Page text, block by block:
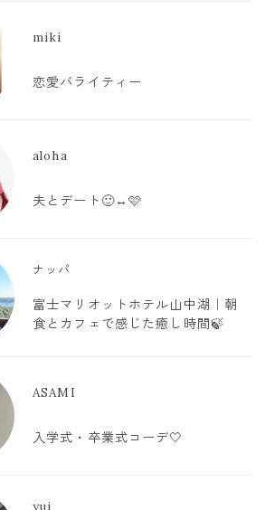
miki
恋愛バライティー
aloha
夫とデート🙂‍↔️🩷
ナッパ
富士マリオットホテル山中湖｜朝
食とカフェで感じた癒し時間🍃
ASAMI
入学式・卒業式コーデ🤍
yui